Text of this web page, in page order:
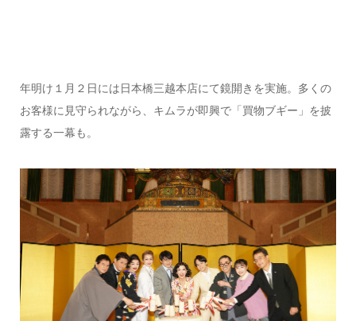
年明け１月２日には日本橋三越本店にて鏡開きを実施。多くの
お客様に見守られながら、キムラが即興で「買物ブギー」を披
露する一幕も。